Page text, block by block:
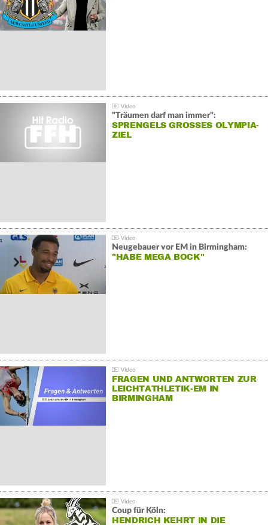
"Träumen darf man immer":
SPRENGELS GROSSES OLYMPIA-Z
IEL
Neugebauer vor EM in Birmingham:
"HABE MEGA BOCK"
FRAGEN UND ANTWORTEN ZUR
LEICHTATHLETIK-EM IN
BIRMINGHAM
Coup für Köln:
HENDRICH KEHRT IN DIE